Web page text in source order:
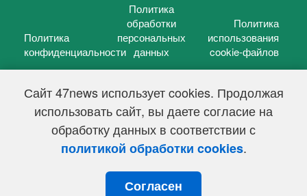
Сайт 47news использует cookies. Продолжая
использовать сайт, вы даете согласие на
обработку данных в соответствии с
политикой обработки cookies.
Согласен
Политика
конфиденциальности
Политика
обработки
персональных
данных
Политика
использования
cookie-файлов
47 новостей (47 news)2005 — 2026 г.
Свидетельство о регистрации СМИ Эл № ФС 77-39848, выдано
Федеральной службой по надзору в сфере связи,
информационных технологий и массовых коммуникаций